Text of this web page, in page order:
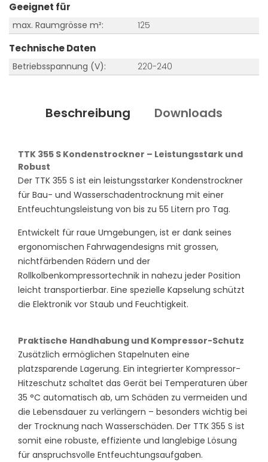
Geeignet für
max. Raumgrösse m²: 125
Technische Daten
Betriebsspannung (V): 220-240
Beschreibung Downloads
TTK 355 S Kondenstrockner – Leistungsstark und
Robust
Der TTK 355 S ist ein leistungsstarker Kondenstrockner
für Bau- und Wasserschadentrocknung mit einer
Entfeuchtungsleistung von bis zu 55 Litern pro Tag.
Entwickelt für raue Umgebungen, ist er dank seines
ergonomischen Fahrwagendesigns mit grossen,
nichtfärbenden Rädern und der
Rollkolbenkompressortechnik in nahezu jeder Position
leicht transportierbar. Eine spezielle Kapselung schützt
die Elektronik vor Staub und Feuchtigkeit.
Praktische Handhabung und Kompressor-Schutz
Zusätzlich ermöglichen Stapelnuten eine
platzsparende Lagerung. Ein integrierter Kompressor-
Hitzeschutz schaltet das Gerät bei Temperaturen über
35 °C automatisch ab, um Schäden zu vermeiden und
die Lebensdauer zu verlängern – besonders wichtig bei
der Trocknung nach Wasserschäden. Der TTK 355 S ist
somit eine robuste, effiziente und langlebige Lösung
für anspruchsvolle Entfeuchtungsaufgaben.